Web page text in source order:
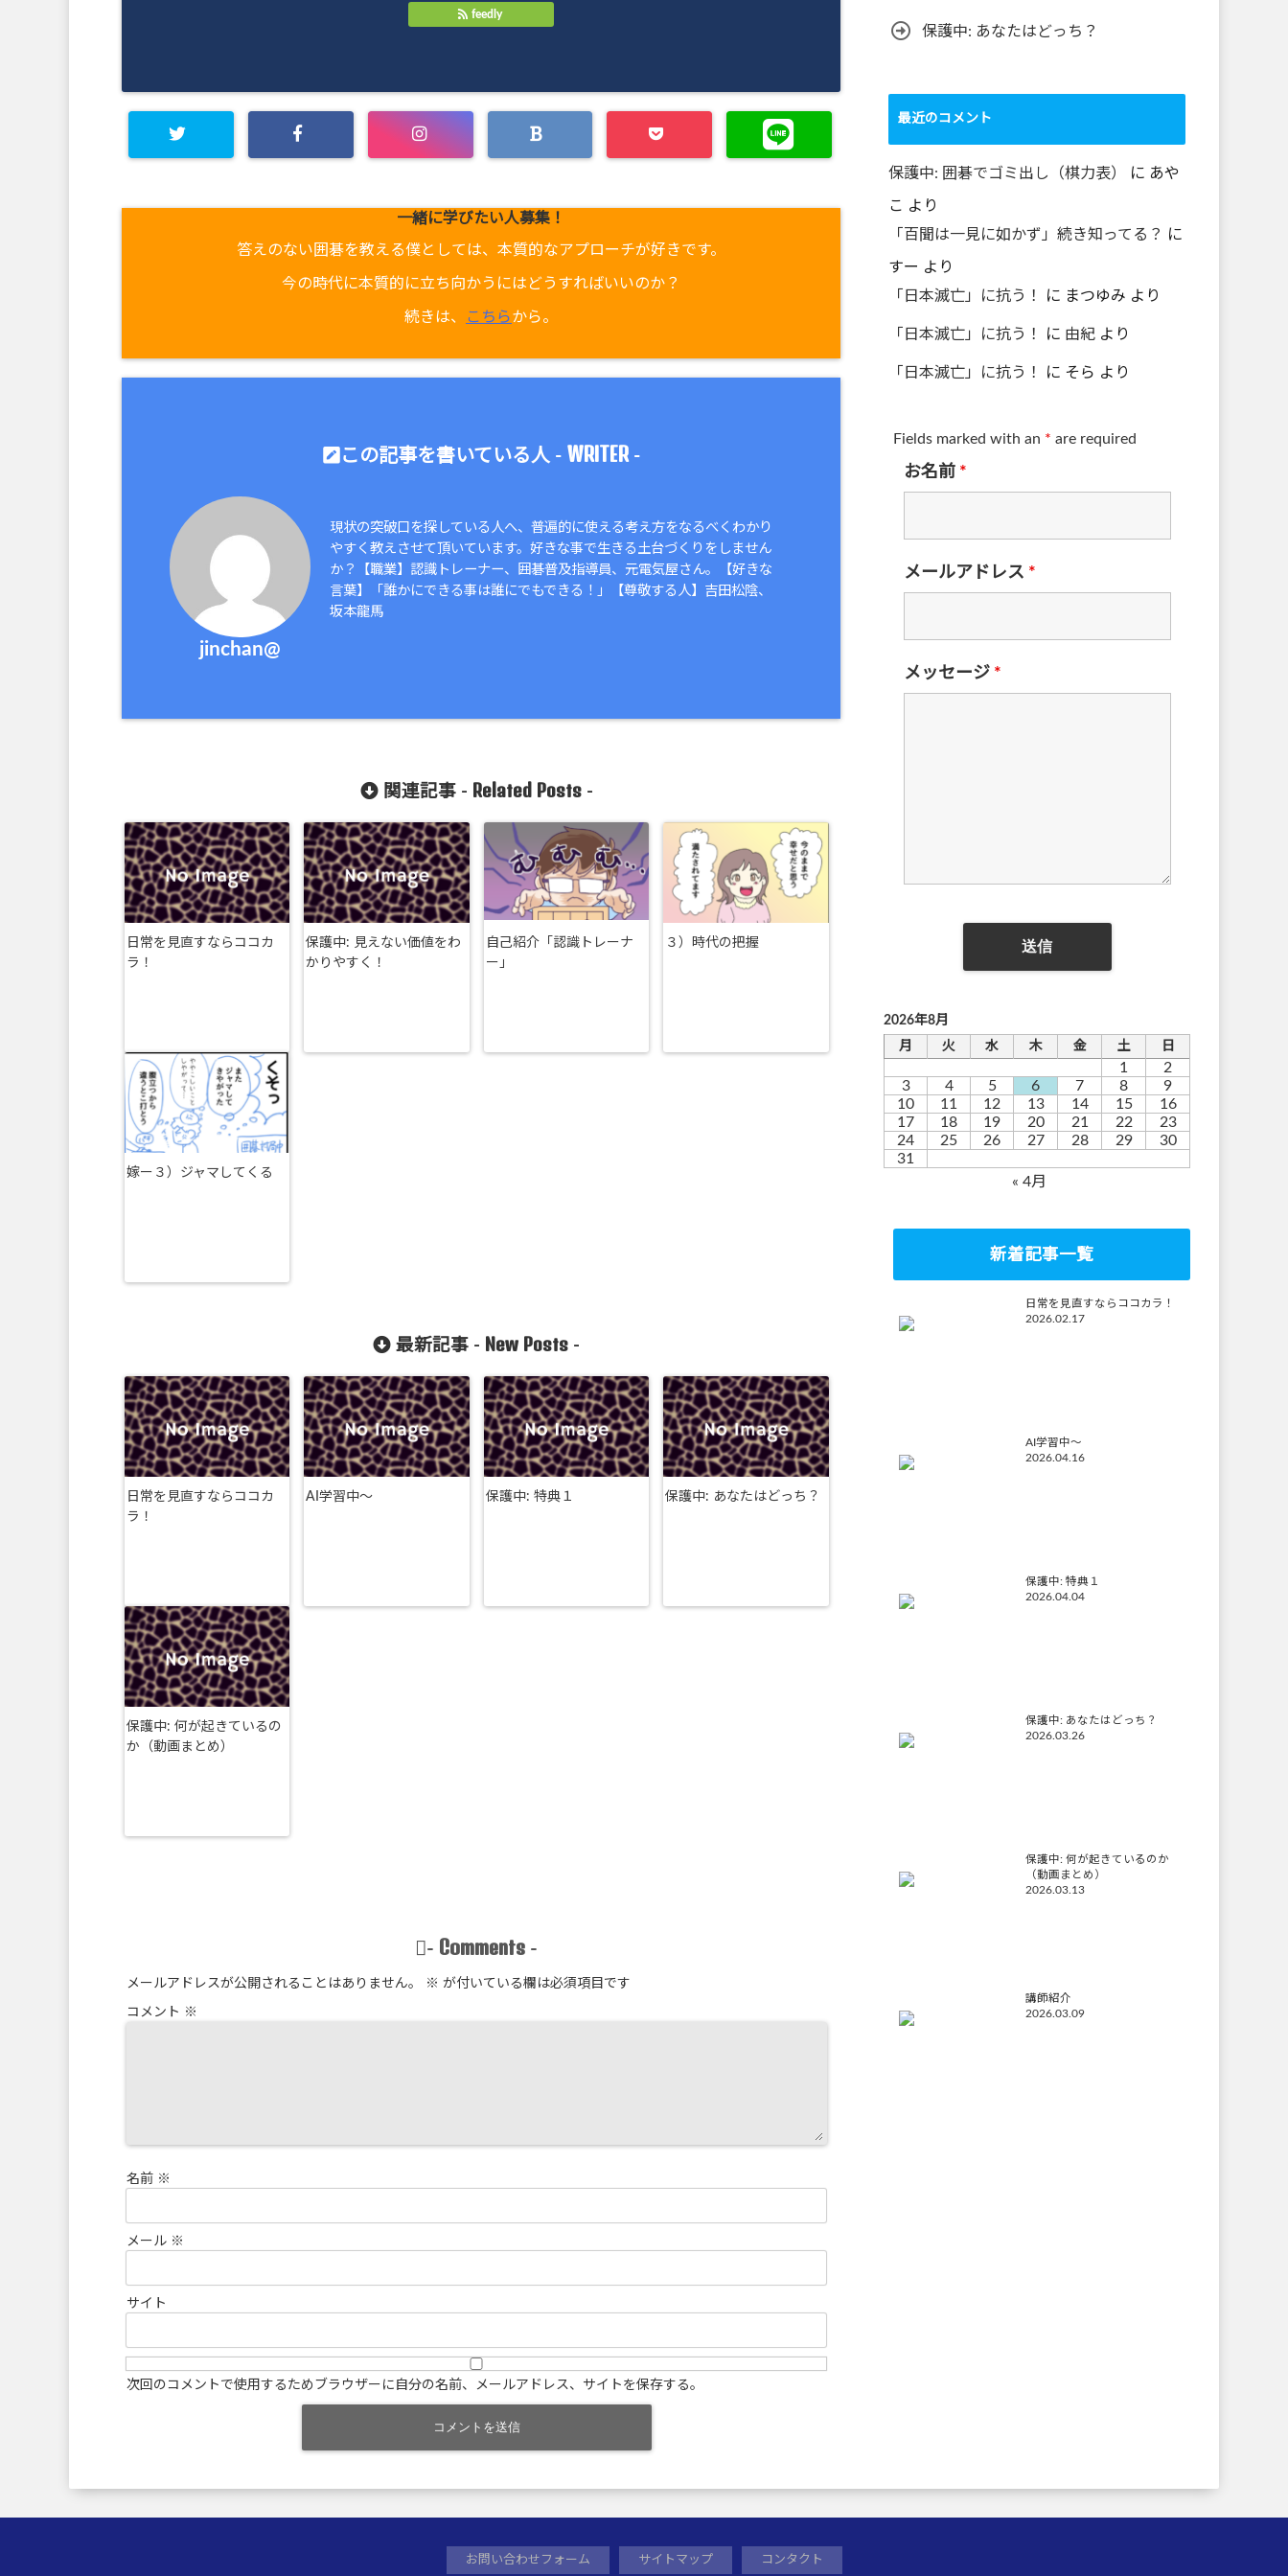
feedly
一緒に学びたい人募集！
答えのない囲碁を教える僕としては、本質的なアプローチが好きです。
今の時代に本質的に立ち向かうにはどうすればいいのか？
続きは、 こちらから。
この記事を書いている人 - WRITER-
jinchan@
現状の突破口を探している人へ、普遍的に使える考え方をなるべくわかり
やすく教えさせて頂いています。好きな事で生きる土台づくりをしません
か？【職業】認識トレーナー、囲碁普及指導員、元電気屋さん。【好きな
言葉】「誰かにできる事は誰にでもできる！」【尊敬する人】吉田松陰、
坂本龍馬
関連記事 - Related Posts-
日常を見直すならココカ
ラ！
保護中: 見えない価値をわ
かりやすく！
自己紹介「認識トレーナ
ー」
３）時代の把握
嫁ー３）ジャマしてくる
最新記事 - New Posts -
日常を見直すならココカ
ラ！
AI学習中〜 保護中: 特典１ 保護中: あなたはどっち？
保護中: 何が起きているの
か（動画まとめ）
- Comments -
メールアドレスが公開されることはありません。 ※ が付いている欄は必須項目です
コメント ※
名前 ※
メール ※
サイト
次回のコメントで使用するためブラウザーに自分の名前、メールアドレス、サイトを保存する。
保護中: あなたはどっち？
最近のコメント
保護中: 囲碁でゴミ出し（棋力表） に あや
こ より
「百聞は一見に如かず」続き知ってる？
に
すー より
「日本滅亡」に抗う！
に まつゆみ より
「日本滅亡」に抗う！ に 由紀 より
「日本滅亡」に抗う！ に そら より
Fields marked with an * are required
お名前 *
メールアドレス *
メッセージ *
2026年8月
月
火 水 木 金 土 日
1
2
3
4 5 6 7 8
9
10
11 12 13 14 15
16
17
18 19 20 21 22
23
24
25 26 27 28 29
30
31
« 4月
新着記事一覧
日常を見直すならココカラ！
2026.02.17
AI学習中〜
2026.04.16
保護中: 特典１
2026.04.04
保護中: あなたはどっち？
2026.03.26
保護中: 何が起きているのか
（動画まとめ）
2026.03.13
講師紹介
2026.03.09
お問い合わせフォーム サイトマップ コンタクト